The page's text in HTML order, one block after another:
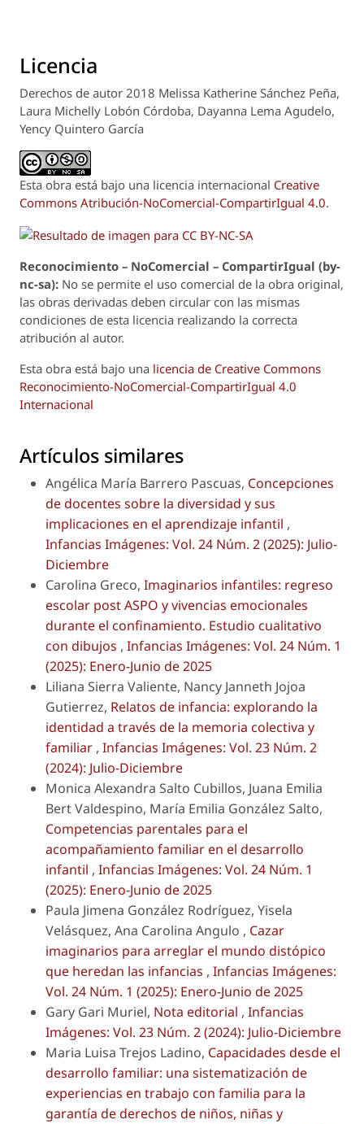
Licencia
Derechos de autor 2018 Melissa Katherine Sánchez Peña,
Laura Michelly Lobón Córdoba, Dayanna Lema Agudelo,
Yency Quintero García
Esta obra está bajo una licencia internacional Creative
Commons Atribución-NoComercial-CompartirIgual 4.0.
Reconocimiento – NoComercial – CompartirIgual (by-
nc-sa): No se permite el uso comercial de la obra original,
las obras derivadas deben circular con las mismas
condiciones de esta licencia realizando la correcta
atribución al autor.
Esta obra está bajo una licencia de Creative Commons
Reconocimiento-NoComercial-CompartirIgual 4.0
Internacional
Artículos similares
Angélica María Barrero Pascuas, Concepciones
de docentes sobre la diversidad y sus
implicaciones en el aprendizaje infantil ,
Infancias Imágenes: Vol. 24 Núm. 2 (2025): Julio-
Diciembre
Carolina Greco, Imaginarios infantiles: regreso
escolar post ASPO y vivencias emocionales
durante el confinamiento. Estudio cualitativo
con dibujos , Infancias Imágenes: Vol. 24 Núm. 1
(2025): Enero-Junio de 2025
Liliana Sierra Valiente, Nancy Janneth Jojoa
Gutierrez, Relatos de infancia: explorando la
identidad a través de la memoria colectiva y
familiar , Infancias Imágenes: Vol. 23 Núm. 2
(2024): Julio-Diciembre
Monica Alexandra Salto Cubillos, Juana Emilia
Bert Valdespino, María Emilia González Salto,
Competencias parentales para el
acompañamiento familiar en el desarrollo
infantil , Infancias Imágenes: Vol. 24 Núm. 1
(2025): Enero-Junio de 2025
Paula Jimena González Rodríguez, Yisela
Velásquez, Ana Carolina Angulo , Cazar
imaginarios para arreglar el mundo distópico
que heredan las infancias , Infancias Imágenes:
Vol. 24 Núm. 1 (2025): Enero-Junio de 2025
Gary Gari Muriel, Nota editorial , Infancias
Imágenes: Vol. 23 Núm. 2 (2024): Julio-Diciembre
Maria Luisa Trejos Ladino, Capacidades desde el
desarrollo familiar: una sistematización de
experiencias en trabajo con familia para la
garantía de derechos de niños, niñas y